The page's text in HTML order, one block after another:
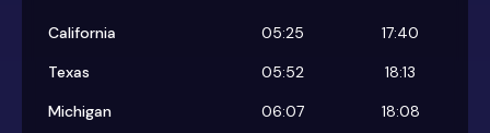
California
05:25
17:40
Texas
05:52
18:13
Michigan
06:07
18:08